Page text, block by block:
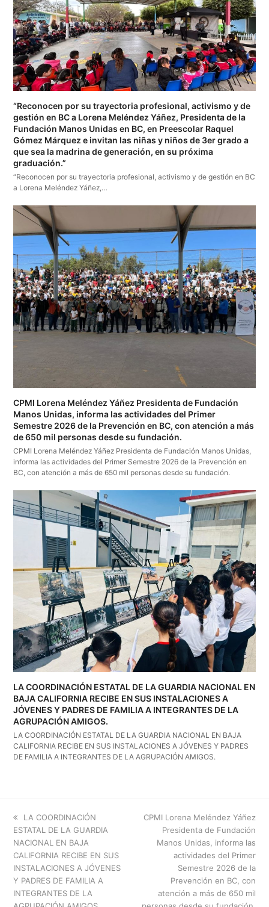
“Reconocen por su trayectoria profesional, activismo y de
gestión en BC a Lorena Meléndez Yáñez, Presidenta de la
Fundación Manos Unidas en BC, en Preescolar Raquel
Gómez Márquez e invitan las niñas y niños de 3er grado a
que sea la madrina de generación, en su próxima
graduación.”
“Reconocen por su trayectoria profesional, activismo y de gestión en BC
a Lorena Meléndez Yáñez,…
CPMI Lorena Meléndez Yáñez Presidenta de Fundación
Manos Unidas, informa las actividades del Primer
Semestre 2026 de la Prevención en BC, con atención a más
de 650 mil personas desde su fundación.
CPMI Lorena Meléndez Yáñez Presidenta de Fundación Manos Unidas,
informa las actividades del Primer Semestre 2026 de la Prevención en
BC, con atención a más de 650 mil personas desde su fundación.
LA COORDINACIÓN ESTATAL DE LA GUARDIA NACIONAL EN
BAJA CALIFORNIA RECIBE EN SUS INSTALACIONES A
JÓVENES Y PADRES DE FAMILIA A INTEGRANTES DE LA
AGRUPACIÓN AMIGOS.
LA COORDINACIÓN ESTATAL DE LA GUARDIA NACIONAL EN BAJA
CALIFORNIA RECIBE EN SUS INSTALACIONES A JÓVENES Y PADRES
DE FAMILIA A INTEGRANTES DE LA AGRUPACIÓN AMIGOS.
previous
post:
LA COORDINACIÓN
ESTATAL DE LA GUARDIA
NACIONAL EN BAJA
CALIFORNIA RECIBE EN SUS
INSTALACIONES A JÓVENES
Y PADRES DE FAMILIA A
INTEGRANTES DE LA
next
CPMI Lorena Meléndez Yáñez
Presidenta de Fundación
Manos Unidas, informa las
actividades del Primer
Semestre 2026 de la
Prevención en BC, con
atención a más de 650 mil